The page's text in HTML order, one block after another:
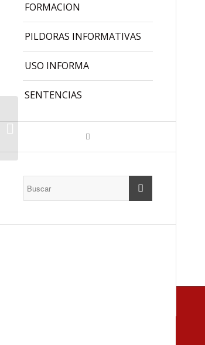
FORMACION
PILDORAS INFORMATIVAS
USO INFORMA
SENTENCIAS
PREPARATORIO
OPOSICIONES (OPE